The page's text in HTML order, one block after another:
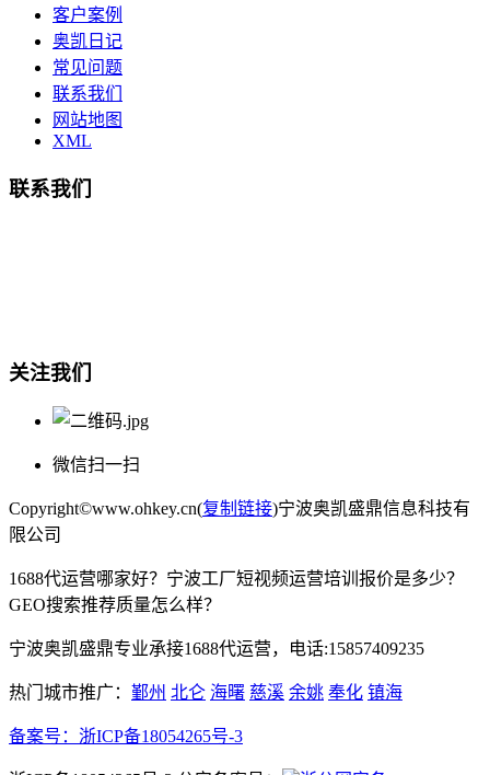
客户案例
奥凯日记
常见问题
联系我们
网站地图
XML
联系我们
关注我们
微信扫一扫
Copyright©www.ohkey.cn(复制链接)宁波奥凯盛鼎信息科技有
限公司
1688代运营哪家好？宁波工厂短视频运营培训报价是多少？
GEO搜索推荐质量怎么样？
宁波奥凯盛鼎专业承接1688代运营，电话:15857409235
热门城市推广： 鄞州 北仑 海曙 慈溪 余姚 奉化 镇海
备案号： 浙ICP备18054265号-3